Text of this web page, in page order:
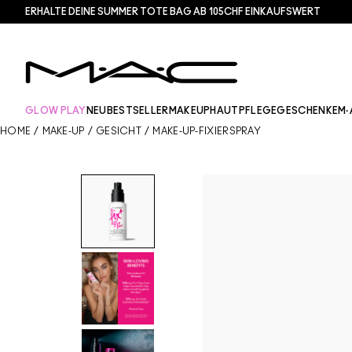
ERHALTE DEINE SUMMER TOTE BAG AB 105CHF EINKAUFSWERT​
GLOW PLAY NEU BESTSELLER MAKEUP HAUTPFLEGEGESCHENKE
HOME / MAKE-UP / GESICHT / MAKE-UP-FIXIERSPRAY